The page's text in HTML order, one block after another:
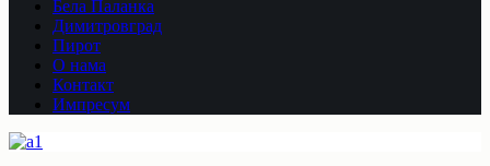
Бела Паланка
Димитровград
Пирот
О нама
Контакт
Импресум